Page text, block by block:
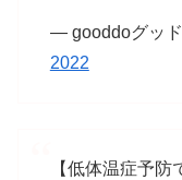
— gooddoグッ
2022
【低体温症予防